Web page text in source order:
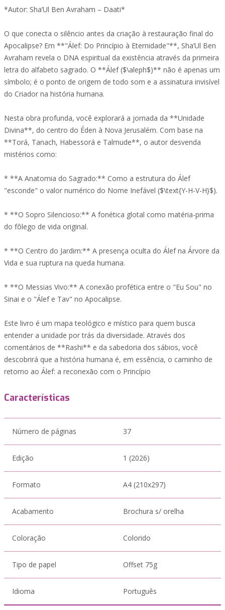
*Autor: Sha’Ul Ben Avraham – Daati*
O que conecta o silêncio antes da criação à restauração final do
Apocalipse? Em **"Álef: Do Princípio à Eternidade"**, Sha’Ul Ben
Avraham revela o DNA espiritual da existência através da primeira
letra do alfabeto sagrado. O **Álef ($\aleph$)** não é apenas um
símbolo; é o ponto de origem de todo som e a assinatura invisível
do Criador na história humana.
Nesta obra profunda, você explorará a jornada da **Unidade
Divina**, do centro do Éden à Nova Jerusalém. Com base na
**Torá, Tanach, Habessorá e Talmude**, o autor desvenda
mistérios como:
* **A Anatomia do Sagrado:** Como a estrutura do Álef
"esconde" o valor numérico do Nome Inefável ($\text{Y-H-V-H}$).
* **O Sopro Silencioso:** A fonética glotal como matéria-prima
do fôlego de vida original.
* **O Centro do Jardim:** A presença oculta do Álef na Árvore da
Vida e sua ruptura na queda humana.
* **O Messias Vivo:** A conexão profética entre o "Eu Sou" no
Sinai e o "Álef e Tav" no Apocalipse.
Este livro é um mapa teológico e místico para quem busca
entender a unidade por trás da diversidade. Através dos
comentários de **Rashi** e da sabedoria dos sábios, você
descobrirá que a história humana é, em essência, o caminho de
retorno ao Álef: a reconexão com o Princípio
Características
Número de páginas 37
Edição 1 (2026)
Formato A4 (210x297)
Acabamento Brochura s/ orelha
Coloração Colorido
Tipo de papel Offset 75g
Idioma Português